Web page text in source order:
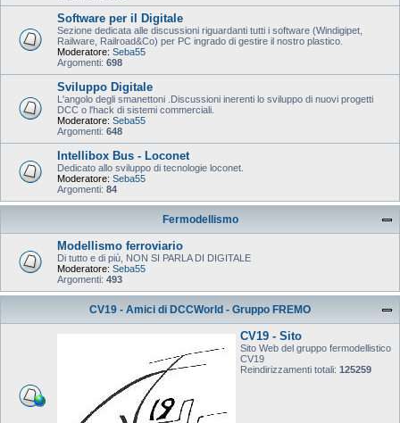
Software per il Digitale
Sezione dedicata alle discussioni riguardanti tutti i software (Windigipet,
Railware, Railroad&Co) per PC ingrado di gestire il nostro plastico.
Moderatore: Seba55
Argomenti: 698
Sviluppo Digitale
L'angolo degli smanettoni .Discussioni inerenti lo sviluppo di nuovi progetti
DCC o l'hack di sistemi commerciali.
Moderatore: Seba55
Argomenti: 648
Intellibox Bus - Loconet
Dedicato allo sviluppo di tecnologie loconet.
Moderatore: Seba55
Argomenti: 84
Fermodellismo
Modellismo ferroviario
Di tutto e di più, NON SI PARLA DI DIGITALE
Moderatore: Seba55
Argomenti: 493
CV19 - Amici di DCCWorld - Gruppo FREMO
CV19 - Sito
Sito Web del gruppo fermodellistico
CV19
Reindirizzamenti totali: 125259